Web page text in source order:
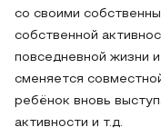
со своими
собственной
повседневной жизни
сменяется
ребёнок вновь
активности и т.д.